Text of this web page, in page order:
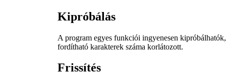
Kipróbálás
A program egyes funkciói ingyenesen
fordítható karakterek száma korlátozott.
Frissítés